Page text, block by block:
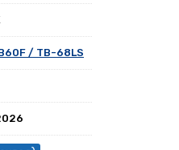
/ TB-68LS